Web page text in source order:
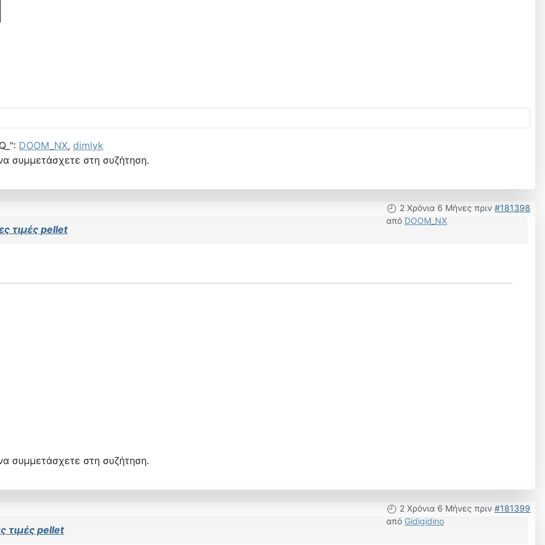
DOOM_NX, dimlyk
συμμετάσχετε στη συζήτηση.
2 Χρόνια 6 Μήνες πριν #181398
από DOOM_NX
τιμές pellet
συμμετάσχετε στη συζήτηση.
2 Χρόνια 6 Μήνες πριν #181399
από Gidigidino
τιμές pellet